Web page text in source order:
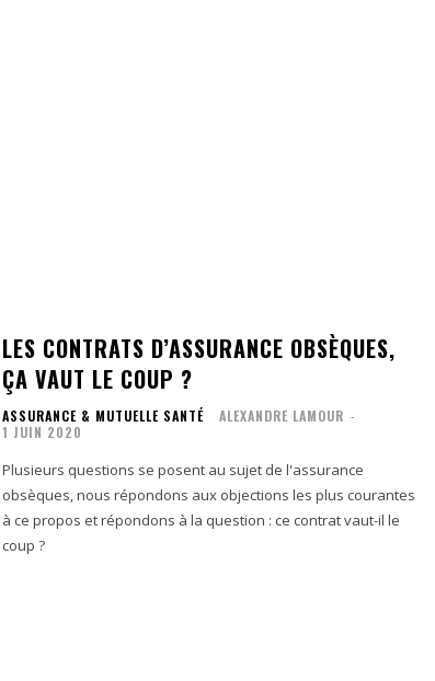
LES CONTRATS D’ASSURANCE OBSÈQUES,
ÇA VAUT LE COUP ?
ASSURANCE & MUTUELLE SANTÉ ALEXANDRE LAMOUR -
1 JUIN 2020
Plusieurs questions se posent au sujet de l'assurance
obsèques, nous répondons aux objections les plus courantes
à ce propos et répondons à la question : ce contrat vaut-il le
coup ?